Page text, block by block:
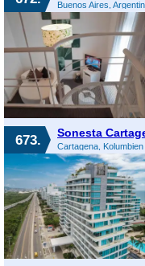
673. Sonesta